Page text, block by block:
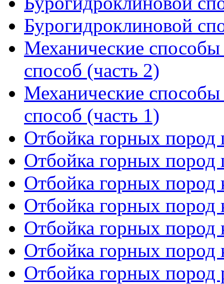
Бурогидроклиновой
Механические
способ (часть 2)
Механические
способ (часть 1)
Отбойка горных
Отбойка горных
Отбойка горных пород
Отбойка горных пород
Отбойка горных пород
Отбойка горных пород
Отбойка горных пород